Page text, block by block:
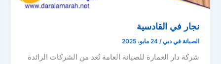
نجار في القادسية
الصيانة في دبي/24 مايو، 2025
شركة دار العمارة للصيانة العامة تُعد من الشركات الرائدة